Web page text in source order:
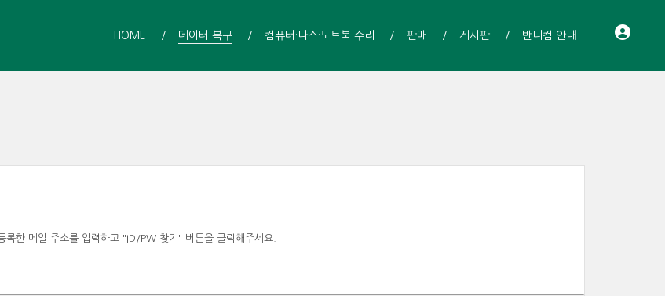
HOME 데이터 복구 컴퓨터·나스·노트북 수리 판매 게시판 반디컴 안내
한 메일 주소를 입력하고 "ID/PW 찾기" 버튼을 클릭해주세요.